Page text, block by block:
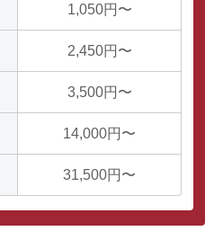
1,050円〜
2,450円〜
3,500円〜
14,000円〜
31,500円〜